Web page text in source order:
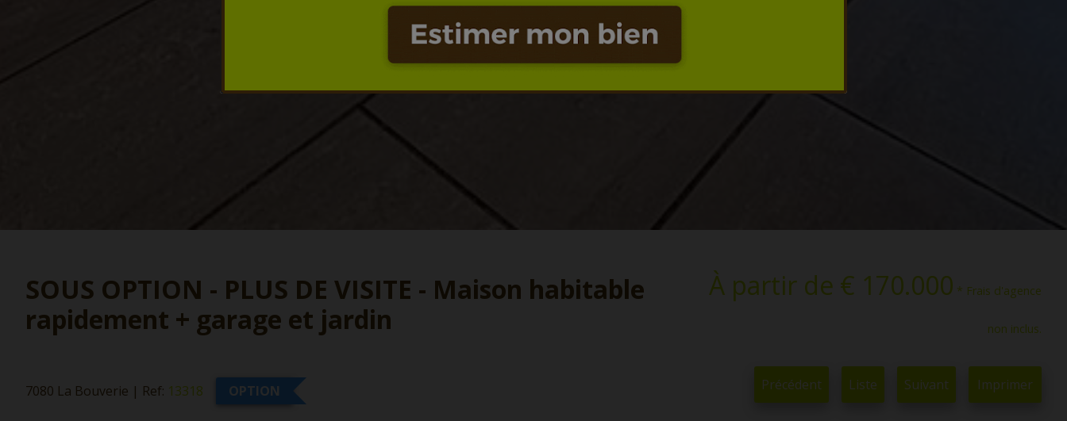
SOUS OPTION - PLUS DE VISITE - Maison habitable
rapidement + garage et jardin
À partir de € 170.000 * Frais d'agence
non inclus.
7080 La Bouverie | Ref: 13318 OPTION Précédent Liste Suivant Imprimer